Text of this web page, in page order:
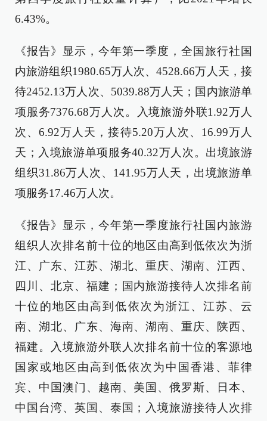
6.43%。
《报告》显示，今年第一季度，全国旅行社国
内旅游组织1980.65万人次、4528.66万人天，接
待2452.13万人次、5039.88万人天；国内旅游单
项服务7376.68万人次。入境旅游外联1.92万人
次、6.92万人天，接待5.20万人次、16.99万人
天；入境旅游单项服务40.32万人次。出境旅游
组织31.86万人次、141.95万人天，出境旅游单
项服务17.46万人次。
《报告》显示，今年第一季度旅行社国内旅游
组织人次排名前十位的地区由高到低依次为浙
江、广东、江苏、湖北、重庆、湖南、江西、
四川、北京、福建；国内旅游接待人次排名前
十位的地区由高到低依次为浙江、江苏、云
南、湖北、广东、海南、湖南、重庆、陕西、
福建。入境旅游外联人次排名前十位的客源地
国家或地区由高到低依次为中国香港、菲律
宾、中国澳门、越南、美国、俄罗斯、日本、
中国台湾、英国、泰国；入境旅游接待人次排